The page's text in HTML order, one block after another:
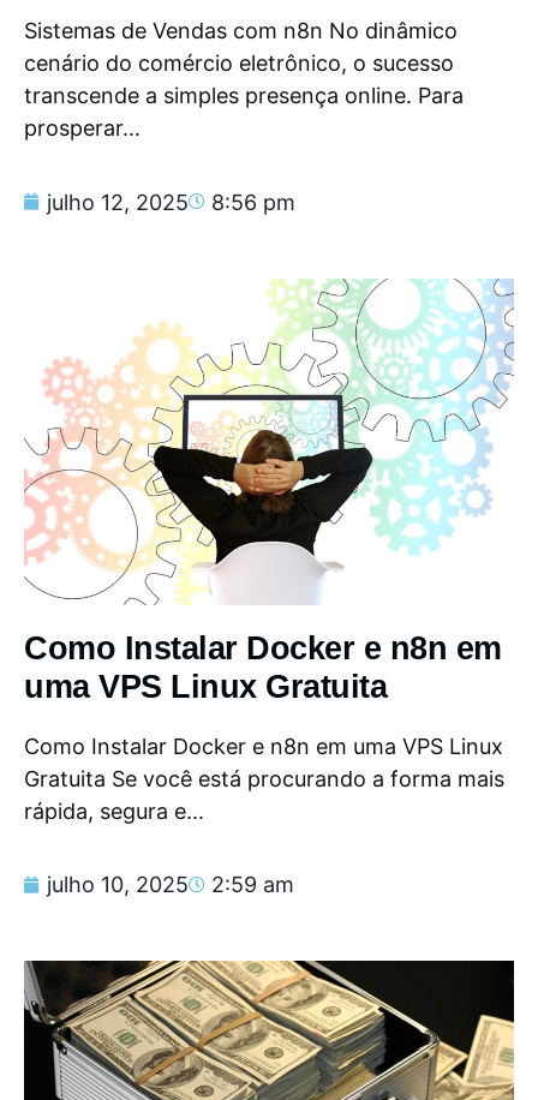
Sistemas de Vendas com n8n No dinâmico
cenário do comércio eletrônico, o sucesso
transcende a simples presença online. Para
prosperar...
julho 12, 2025 8:56 pm
Como Instalar Docker e n8n em
uma VPS Linux Gratuita
Como Instalar Docker e n8n em uma VPS Linux
Gratuita Se você está procurando a forma mais
rápida, segura e...
julho 10, 2025 2:59 am